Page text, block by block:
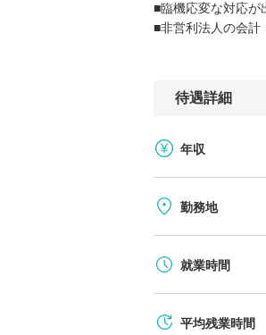
■臨機応変な対応が
■非営利法人の会計
待遇詳細
年収
勤務地
就業時間
平均残業時間